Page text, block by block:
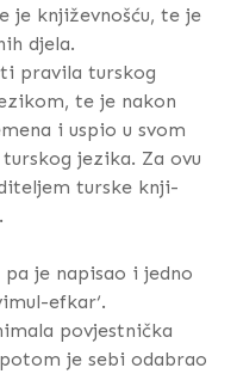
je književnošću, te je
djela.
pravila turskog
te je nakon
i uspio u svom
jezika. Za ovu
turske knji-
je napisao i jedno
efkar‘.
povjestnička
je sebi odabrao